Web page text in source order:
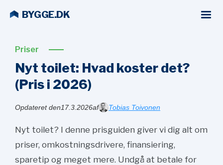
BYGGE.DK
Priser
Nyt toilet: Hvad koster det?
(Pris i 2026)
Opdateret den17.3.2026af Tobias Toivonen
Nyt toilet? I denne prisguiden giver vi dig alt om
priser, omkostningsdrivere, finansiering,
sparetip og meget mere. Undgå at betale for